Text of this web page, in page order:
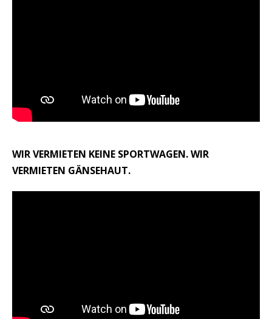
WIR VERMIETEN KEINE SPORTWAGEN. WIR
VERMIETEN GÄNSEHAUT.